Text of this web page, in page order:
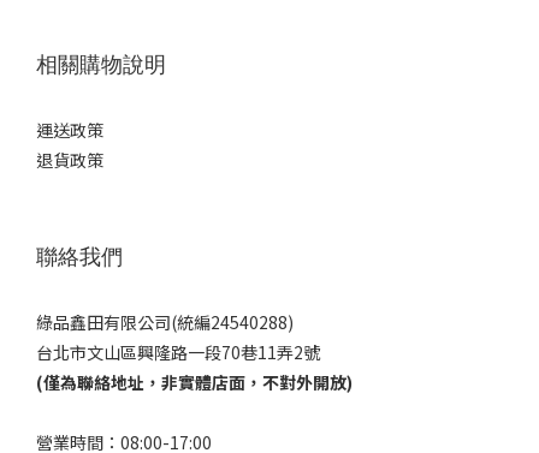
相關購物說明
運送政策
退貨政策
聯絡我們
綠品鑫田有限公司(統編24540288)
台北市文山區興隆路一段70巷11弄2號
(僅為聯絡地址，非實體店面，不對外開放)
營業時間：08:00-17:00